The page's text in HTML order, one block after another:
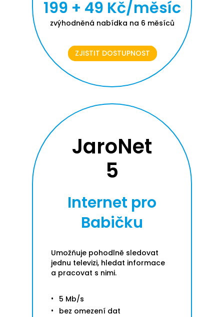
199 + 49 Kč/měsíc
zvýhodněná nabídka na 6 měsíců
ZJISTIT DOSTUPNOST
JaroNet
5
Internet pro
Babičku
Umožňuje pohodlně sledovat
jednu televizi, hledat informace
a pracovat s nimi.
5 Mb/s
bez omezení dat